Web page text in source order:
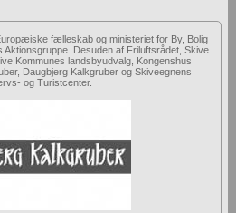
fælleskab og ministeriet for By, Bolig
Aktionsgruppe. Desuden af Friluftsrådet, Skive
Kommunes landsbyudvalg, Kongenshus
Daugbjerg Kalkgruber og Skiveegnens
og Turistcenter.